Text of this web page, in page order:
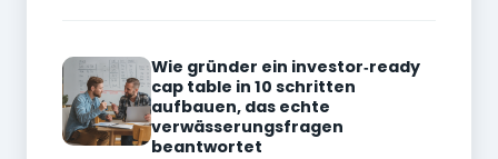
Wie gründer ein investor‑ready
cap table in 10 schritten
aufbauen, das echte
verwässerungsfragen
beantwortet